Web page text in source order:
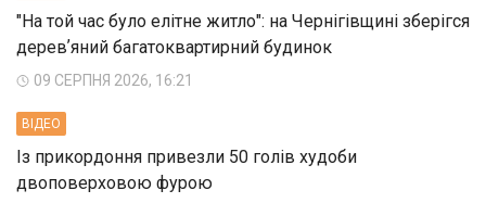
"На той час було елітне житло": на Чернігівщині зберігся
деревʼяний багатоквартирний будинок
09 СЕРПНЯ 2026, 16:21
ВIДЕО
Із прикордоння привезли 50 голів худоби
двоповерховою фурою